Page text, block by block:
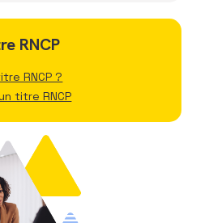
RNCP
RNCP ?
titre RNCP